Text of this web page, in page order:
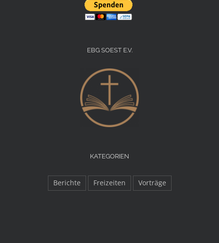
EBG SOEST E.V.
KATEGORIEN
Berichte Freizeiten Vorträge